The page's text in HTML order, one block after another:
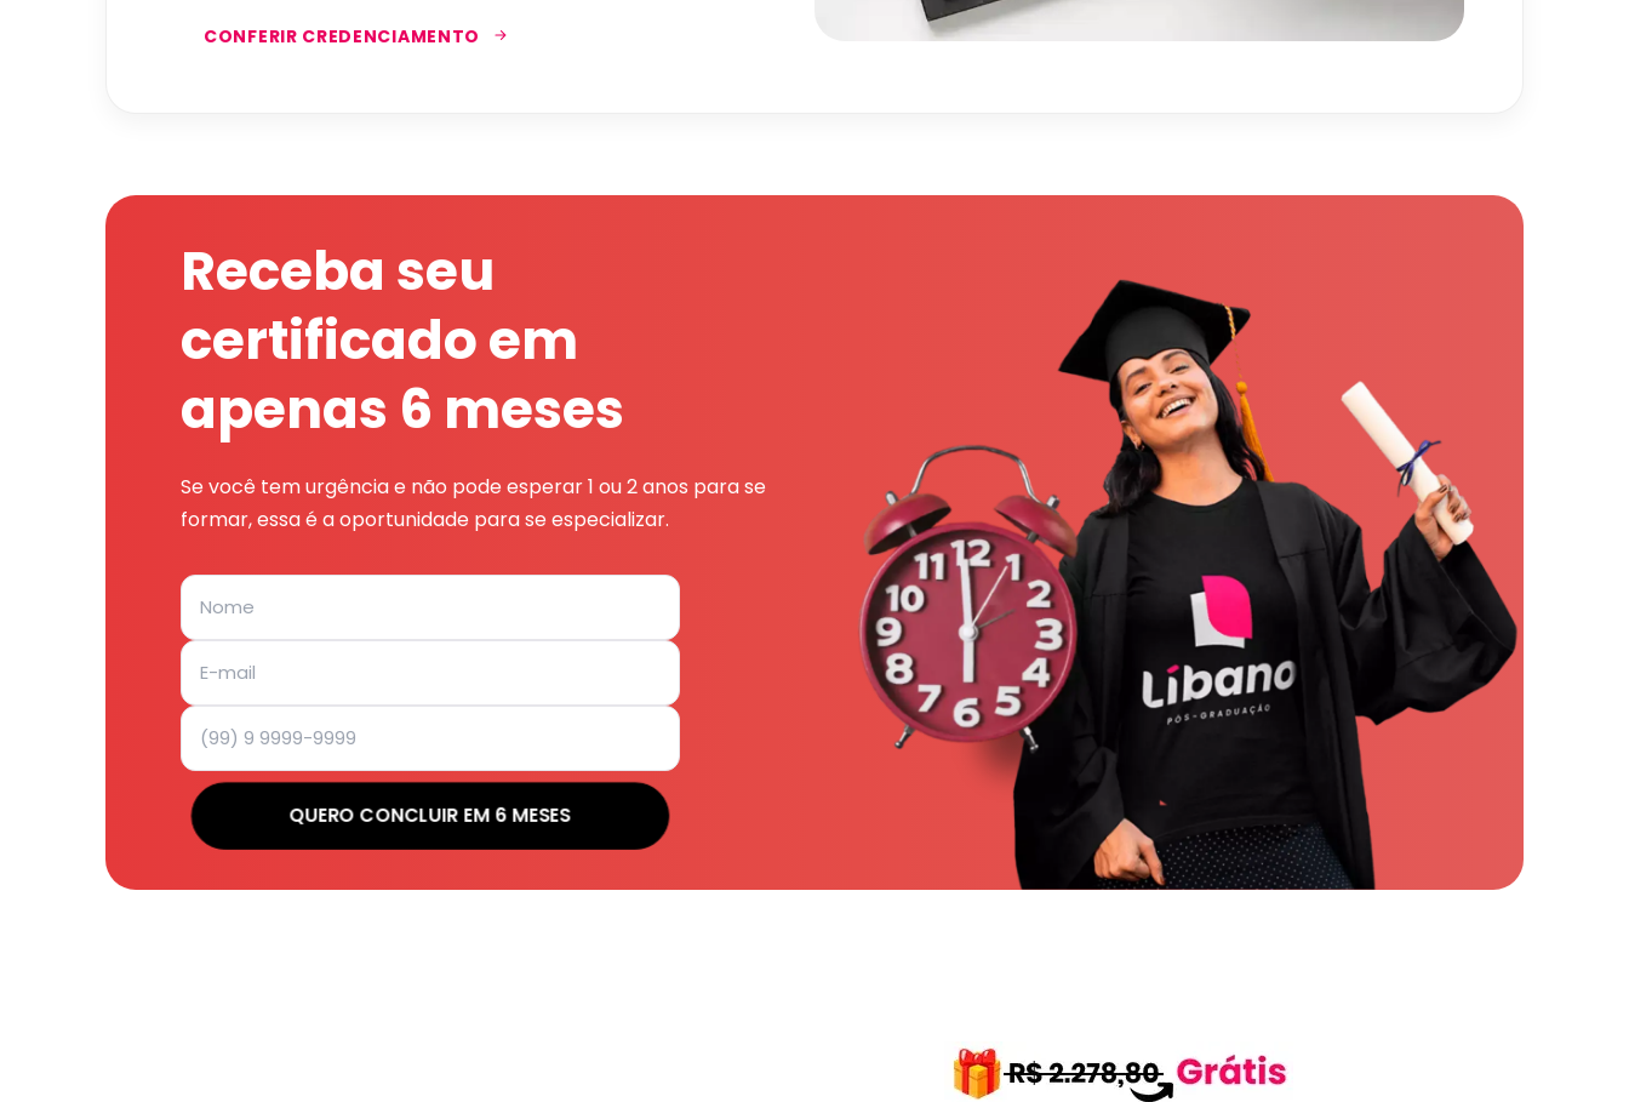
CONFERIR CREDENCIAMENTO
Receba seu
certificado em
apenas 6 meses
Se você tem urgência e não pode esperar 1 ou 2 anos para se
formar, essa é a oportunidade para se especializar.
QUERO CONCLUIR EM 6 MESES